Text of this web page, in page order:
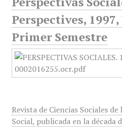
Perspectives,
Primer Semestre
Revista de Ciencias Sociales
Social, publicada en la década